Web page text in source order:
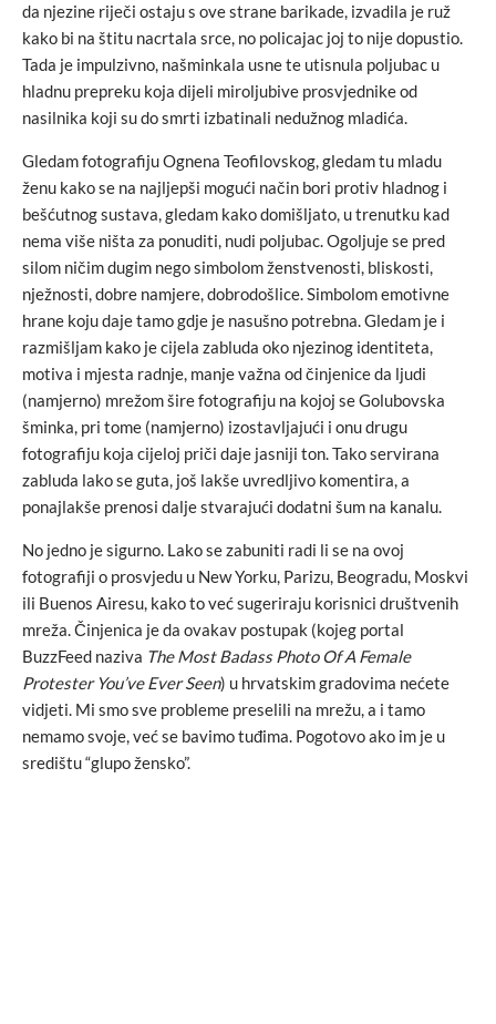
da njezine riječi ostaju s ove strane barikade, izvadila je ruž
kako bi na štitu nacrtala srce, no policajac joj to nije dopustio.
Tada je impulzivno, našminkala usne te utisnula poljubac u
hladnu prepreku koja dijeli miroljubive prosvjednike od
nasilnika koji su do smrti izbatinali nedužnog mladića.
Gledam fotografiju Ognena Teofilovskog, gledam tu mladu
ženu kako se na najljepši mogući način bori protiv hladnog i
bešćutnog sustava, gledam kako domišljato, u trenutku kad
nema više ništa za ponuditi, nudi poljubac. Ogoljuje se pred
silom ničim dugim nego simbolom ženstvenosti, bliskosti,
nježnosti, dobre namjere, dobrodošlice. Simbolom emotivne
hrane koju daje tamo gdje je nasušno potrebna. Gledam je i
razmišljam kako je cijela zabluda oko njezinog identiteta,
motiva i mjesta radnje, manje važna od činjenice da ljudi
(namjerno) mrežom šire fotografiju na kojoj se Golubovska
šminka, pri tome (namjerno) izostavljajući i onu drugu
fotografiju koja cijeloj priči daje jasniji ton. Tako servirana
zabluda lako se guta, još lakše uvredljivo komentira, a
ponajlakše prenosi dalje stvarajući dodatni šum na kanalu.
No jedno je sigurno. Lako se zabuniti radi li se na ovoj
fotografiji o prosvjedu u New Yorku, Parizu, Beogradu, Moskvi
ili Buenos Airesu, kako to već sugeriraju korisnici društvenih
mreža. Činjenica je da ovakav postupak (kojeg portal
BuzzFeed naziva The Most Badass Photo Of A Female
Protester You’ve Ever Seen) u hrvatskim gradovima nećete
vidjeti. Mi smo sve probleme preselili na mrežu, a i tamo
nemamo svoje, već se bavimo tuđima. Pogotovo ako im je u
središtu “glupo žensko”.